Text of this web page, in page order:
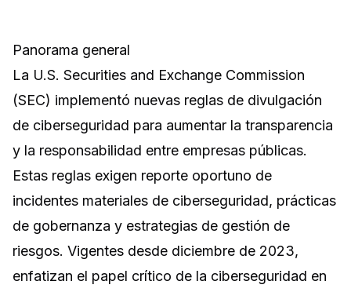
Panorama general
La U.S. Securities and Exchange Commission
(SEC) implementó nuevas reglas de divulgación
de ciberseguridad para aumentar la transparencia
y la responsabilidad entre empresas públicas.
Estas reglas exigen reporte oportuno de
incidentes materiales de ciberseguridad, prácticas
de gobernanza y estrategias de gestión de
riesgos. Vigentes desde diciembre de 2023,
enfatizan el papel crítico de la ciberseguridad en